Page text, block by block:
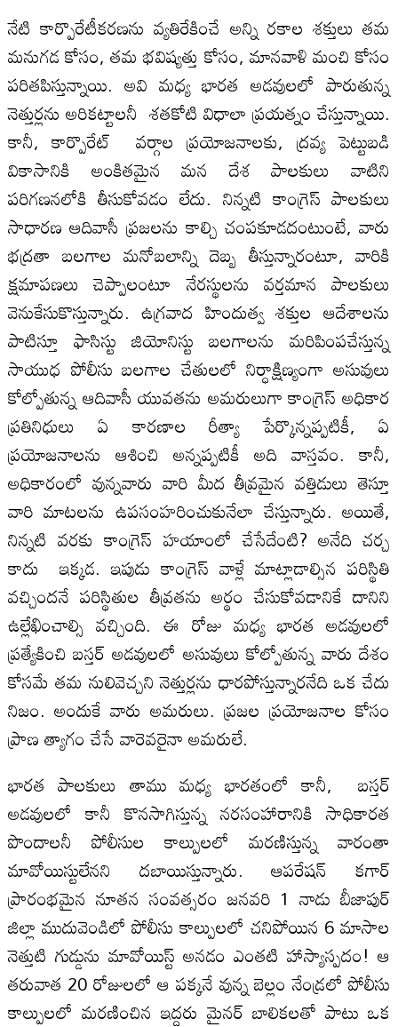
నేటి కార్పొరేటీకరణను వ్యతిరేకించే అన్ని రకాల శక్తులు తమ
మనుగడ కోసం, తమ భవిష్యత్తు కోసం, మానవాళి మంచి కోసం
పరితపిస్తున్నాయి. అవి మధ్య భారత అడవులలో పారుతున్న
నెత్తుర్లను అరికట్టాలనీ శతకోటి విధాలా ప్రయత్నం చేస్తున్నాయి.
కానీ, కార్పొరేట్ వర్గాల ప్రయోజనాలకు, ద్రవ్య పెట్టుబడి
వికాసానికి అంకితమైన మన దేశ పాలకులు వాటిని
పరిగణనలోకి తీసుకోవడం లేదు. నిన్నటి కాంగ్రెస్ పాలకులు
సాధారణ ఆదివాసీ ప్రజలను కాల్చి చంపకూడదంటుంటే, వారు
భద్రతా బలగాల మనోబలాన్ని దెబ్బ తీస్తున్నారంటూ, వారికి
క్షమాపణలు చెప్పాలంటూ నేరస్థులను వర్తమాన పాలకులు
వెనుకేసుకొస్తున్నారు. ఉగ్రవాద హిందుత్వ శక్తుల ఆదేశాలను
పాటిస్తూ ఫాసిస్టు జియోనిస్టు బలగాలను మరిపింపచేస్తున్న
సాయుధ పోలీసు బలగాల చేతులలో నిర్ధాక్షిణ్యంగా అసువులు
కోల్పోతున్న ఆదివాసీ యువతను అమరులుగా కాంగ్రెస్ అధికార
ప్రతినిధులు ఏ కారణాల రీత్యా పేర్కొన్నప్పటికీ, ఏ
ప్రయోజనాలను ఆశించి అన్నప్పటికీ అది వాస్తవం. కానీ,
అధికారంలో వున్నవారు వారి మీద తీవ్రమైన వత్తిడులు తెస్తూ
వారి మాటలను ఉపసంహరించుకునేలా చేస్తున్నారు. అయితే,
నిన్నటి వరకు కాంగ్రెస్ హయాంలో చేసేదేంటి? అనేది చర్చ
కాదు ఇక్కడ. ఇపుడు కాంగ్రెస్ వాళ్లే మాట్లాడాల్సిన పరిస్థితి
వచ్చిందనే పరిస్థితుల తీవ్రతను అర్థం చేసుకోవడానికే దానిని
ఉల్లేఖించాల్సి వచ్చింది. ఈ రోజు మధ్య భారత అడవులలో
ప్రత్యేకించి బస్తర్ అడవులలో అసువులు కోల్పోతున్న వారు దేశం
కోసమే తమ నులివెచ్చని నెత్తుర్లను ధారపోస్తున్నారనేది ఒక చేదు
నిజం. అందుకే వారు అమరులు. ప్రజల ప్రయోజనాల కోసం
ప్రాణ త్యాగం చేసే వారెవరైనా అమరులే.
భారత పాలకులు తాము మధ్య భారతంలో కానీ, బస్తర్
అడవులలో కానీ కొనసాగిస్తున్న నరసంహారానికి సాధికారత
పొందాలనీ పోలీసుల కాల్పులలో మరణిస్తున్న వారంతా
మావోయిస్టులేనని దబాయిస్తున్నారు. ఆపరేషన్ కగార్
ప్రారంభమైన నూతన సంవత్సరం జనవరి 1 నాడు బీజాపుర్
జిల్లా ముదువెండిలో పోలీసు కాల్పులలో చనిపోయిన 6 మాసాల
నెత్తుటి గుడ్డును మావోయిస్ట్ అనడం ఎంతటి హాస్యాస్పదం! ఆ
తరువాత 20 రోజులలో ఆ పక్కనే వున్న బెల్లం నేండ్రలో పోలీసు
కాల్పులలో మరణించిన ఇద్దరు మైనర్ బాలికలతో పాటు ఒక